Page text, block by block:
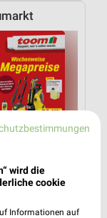
wird die
cookie
Informationen auf